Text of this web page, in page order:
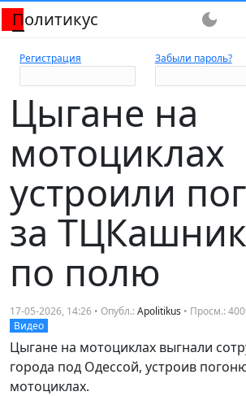
Политикус dark_mode
Регистрация Забыли пароль?
Цыгане на
мотоциклах
устроили
за
по полю
17-05-2026, 14:26 • Опубл.:Apolitikus • Просм.:
Видео
Цыгане на мотоциклах выгнали
города под Одессой, устроив
мотоциклах.